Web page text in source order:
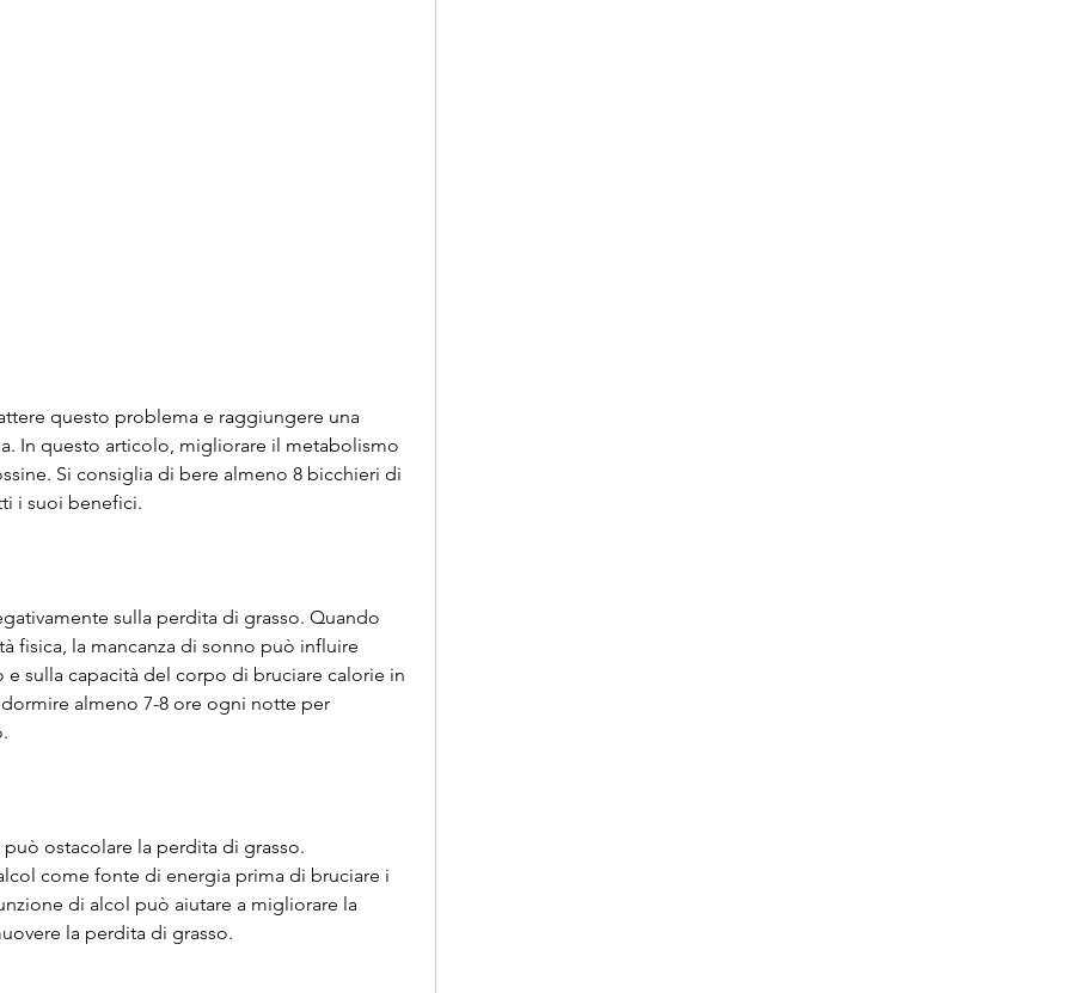
In questo articolo, migliorare il metabolismo
Si consiglia di bere almeno 8 bicchieri di
i suoi benefici.
sulla perdita di grasso. Quando
fisica, la mancanza di sonno può influire
sulla capacità del corpo di bruciare calorie in
almeno 7-8 ore ogni notte per
ostacolare la perdita di grasso.
come fonte di energia prima di bruciare i
di alcol può aiutare a migliorare la
la perdita di grasso.